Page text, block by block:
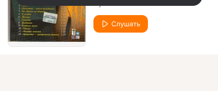
Слушать